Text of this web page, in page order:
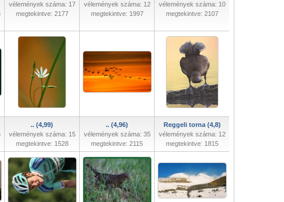
vélemények száma: 17
megtekintve: 2177
vélemények száma: 12
megtekintve: 1997
vélemények száma: 10
megtekintve: 2107
.. (4,99)
vélemények száma: 15
megtekintve: 1528
.. (4,96)
vélemények száma: 35
megtekintve: 2115
Reggeli torna (4,8)
vélemények száma: 12
megtekintve: 1815